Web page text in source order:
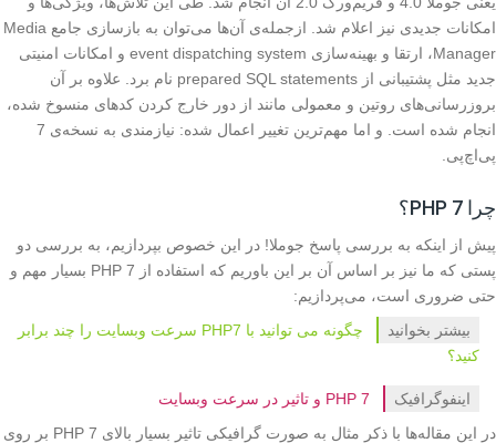
امکانات جدیدی نیز اعلام شد. ازجمله‌ی آن‌ها می‌توان به بازسازی جامع Media
Manager، ارتقا و بهینه‌سازی event dispatching system و امکانات امنیتی
جدید مثل پشتیبانی از prepared SQL statements نام برد. علاوه بر آن
بروزرسانی‌های روتین و معمولی مانند از دور خارج کردن کدهای منسوخ شده،
انجام شده است. و اما مهم‌ترین تغییر اعمال شده: نیازمندی به نسخه‌ی 7
پی‌اچ‌پی.
چرا PHP 7؟
پیش از اینکه به بررسی پاسخ جوملا! در این خصوص بپردازیم، به بررسی دو
پستی که ما نیز بر اساس آن بر این باوریم که استفاده‌ از 7 PHP بسیار مهم و
حتی ضروری است، می‌پردازیم:
بیشتر بخوانید
چگونه می توانید با PHP7 سرعت وبسایت را چند برابر
کنید؟
اینفوگرافیک
در این مقاله‌ها با ذکر مثال به صورت گرافیکی تاثیر بسیار بالای PHP 7 بر روی